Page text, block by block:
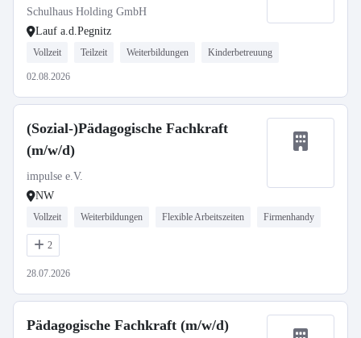
Schulhaus Holding GmbH
Lauf a.d.Pegnitz
Vollzeit Teilzeit Weiterbildungen Kinderbetreuung
02.08.2026
(Sozial-)Pädagogische Fachkraft
(m/w/d)
impulse e.V.
NW
Vollzeit Weiterbildungen Flexible Arbeitszeiten Firmenhandy
2
28.07.2026
Pädagogische Fachkraft (m/w/d)